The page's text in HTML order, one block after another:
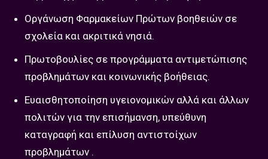
Οργάνωση Φαρμακείων Πρώτων βοηθειών σε
σχολεία και ακριτικά νησιά.
Πρωτοβουλίες σε προγράμματα αντιμετώπισης
προβλημάτων και κοινωνικής βοήθειας.
Ευαισθητοποίηση υγειονομικών αλλά και άλλων
πολιτών για την επισήμανση, υπεύθυνη
καταγραφή και επίλυση αντιστοίχων
προβλημάτων .